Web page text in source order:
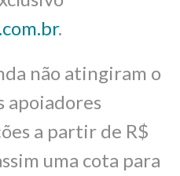
.
não atingiram o
apoiadores
a partir de R$
uma cota para